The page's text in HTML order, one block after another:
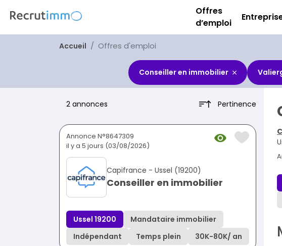
Offres
d’emploi
Accueil Offres d'emploi
Conseiller en immobilier
2 annonces Pertinence
Annonce N°8647309
il y a 5 jours (03/08/2026)
Capifrance - Ussel (19200)
Conseiller en immobilier
Ussel 19200
Mandataire immobilier
Indépendant
Temps plein 30K-80K/ an